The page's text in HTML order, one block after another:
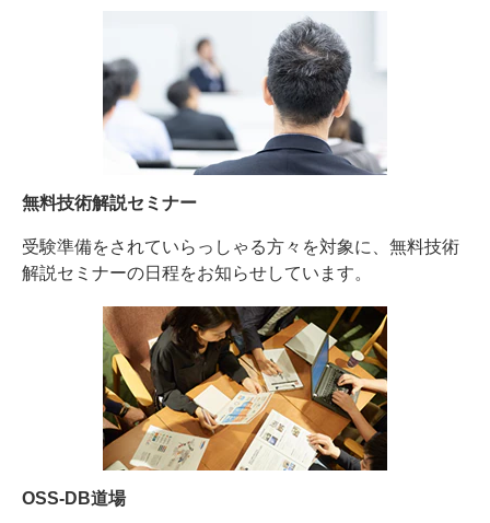
無料技術解説セミナー
受験準備をされていらっしゃる方々を対象に、無料技術
解説セミナーの日程をお知らせしています。
OSS-DB道場